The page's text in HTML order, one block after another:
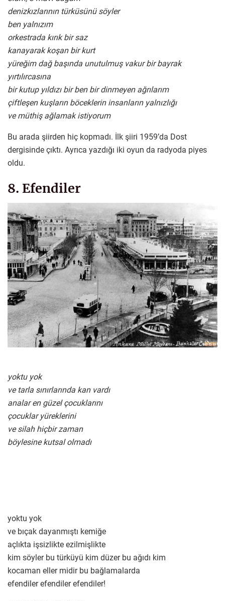
denizkızlarının türküsünü söyler
ben yalnızım
orkestrada kırık bir saz
kanayarak koşan bir kurt
yüreğim dağ başında unutulmuş vakur bir bayrak
yırtılırcasına
bir kutup yıldızı bir ben bir dinmeyen ağrılarım
çiftleşen kuşların böceklerin insanların yalnızlığı
ve müthiş ağlamak istiyorum
Bu arada şiirden hiç kopmadı. İlk şiiri 1959’da Dost
dergisinde çıktı. Ayrıca yazdığı iki oyun da radyoda piyes
oldu.
8. Efendiler
yoktu yok
ve tarla sınırlarında kan vardı
analar en güzel çocuklarını
çocuklar yüreklerini
ve silah hiçbir zaman
böylesine kutsal olmadı
yoktu yok
ve bıçak dayanmıştı kemiğe
açlıkta işsizlikte ezilmişlikte
kim söyler bu türküyü kim düzer bu ağıdı kim
kocaman eller midir bu bağlamalarda
efendiler efendiler efendiler!